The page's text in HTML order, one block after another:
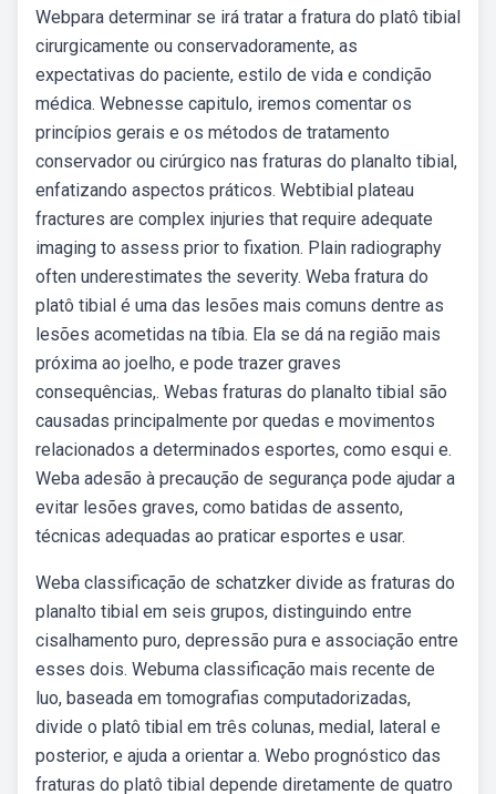
Webpara determinar se irá tratar a fratura do platô tibial
cirurgicamente ou conservadoramente, as
expectativas do paciente, estilo de vida e condição
médica. Webnesse capitulo, iremos comentar os
princípios gerais e os métodos de tratamento
conservador ou cirúrgico nas fraturas do planalto tibial,
enfatizando aspectos práticos. Webtibial plateau
fractures are complex injuries that require adequate
imaging to assess prior to fixation. Plain radiography
often underestimates the severity. Weba fratura do
platô tibial é uma das lesões mais comuns dentre as
lesões acometidas na tíbia. Ela se dá na região mais
próxima ao joelho, e pode trazer graves
consequências,. Webas fraturas do planalto tibial são
causadas principalmente por quedas e movimentos
relacionados a determinados esportes, como esqui e.
Weba adesão à precaução de segurança pode ajudar a
evitar lesões graves, como batidas de assento,
técnicas adequadas ao praticar esportes e usar.
Weba classificação de schatzker divide as fraturas do
planalto tibial em seis grupos, distinguindo entre
cisalhamento puro, depressão pura e associação entre
esses dois. Webuma classificação mais recente de
luo, baseada em tomografias computadorizadas,
divide o platô tibial em três colunas, medial, lateral e
posterior, e ajuda a orientar a. Webo prognóstico das
fraturas do platô tibial depende diretamente de quatro